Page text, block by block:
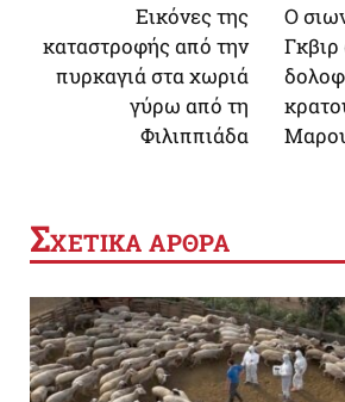
Εικόνες της
καταστροφής από την
πυρκαγιά στα χωριά
γύρω από τη
Φιλιππιάδα
Ο
Γκβιρ
ΣΧΕΤΙΚΑ ΑΡΘΡΑ